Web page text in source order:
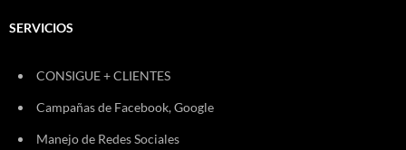
SERVICIOS
CONSIGUE + CLIENTES
Campañas de Facebook, Google
Manejo de Redes Sociales